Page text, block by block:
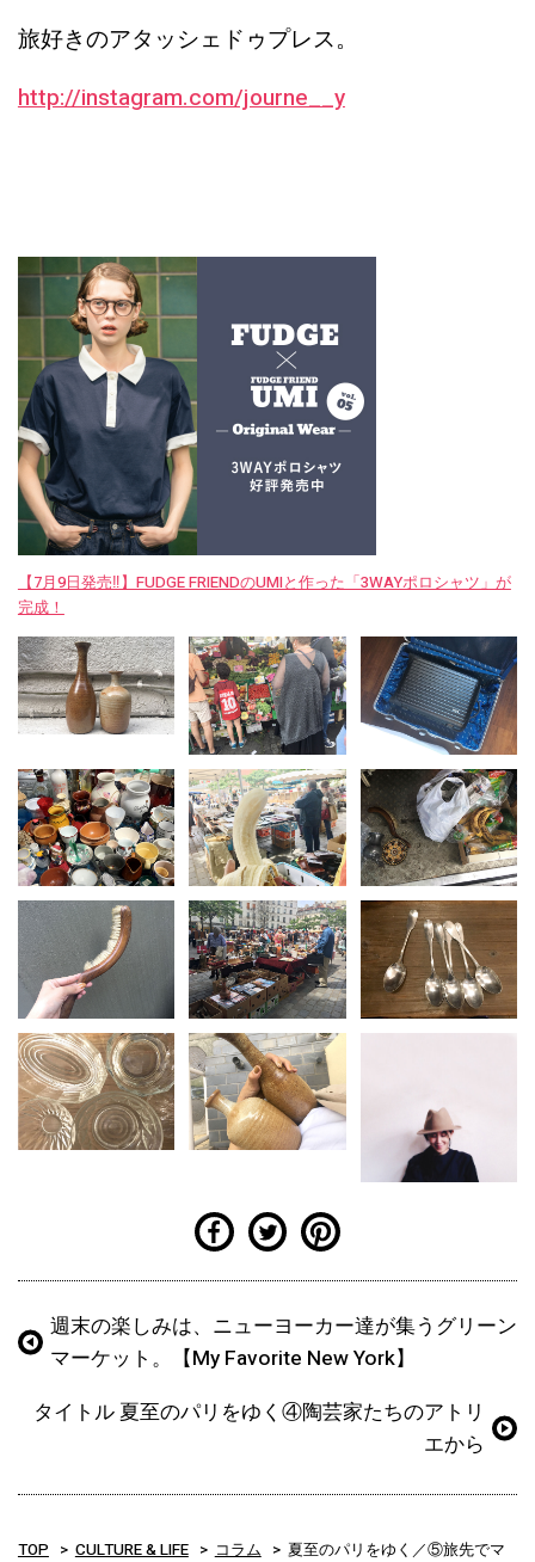
旅好きのアタッシェドゥプレス。
http://instagram.com/journe__y
【7月9日発売‼︎】FUDGE FRIENDのUMIと作った「3WAYポロシャツ」が
完成！
週末の楽しみは、ニューヨーカー達が集うグリーン
マーケット。【My Favorite New York】
タイトル 夏至のパリをゆく④陶芸家たちのアトリ
エから
TOP CULTURE & LIFE コラム
夏至のパリをゆく／⑤旅先でマ